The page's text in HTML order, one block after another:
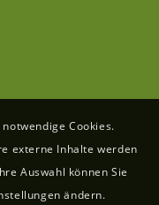
Cookies.
externe Inhalte werden
Auswahl können Sie
ändern.